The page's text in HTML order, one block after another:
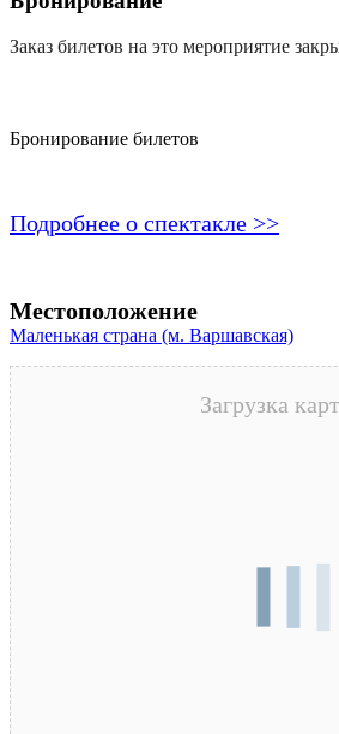
Заказ билетов на это мероприятие
Бронирование билетов
Подробнее о спектакле >>
Местоположение
Маленькая страна (м. Варшавская)
Загрузка